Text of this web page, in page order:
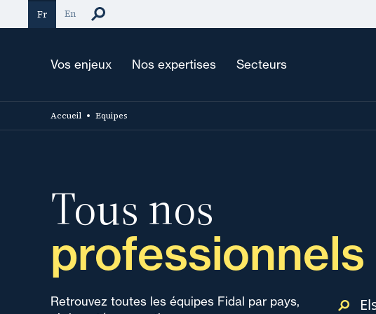
au
Fr En
Vos enjeux Nos expertises Secteurs
Accueil Equipes
Tous nos
professionnels
Retrouvez toutes les équipes Fidal par pays,